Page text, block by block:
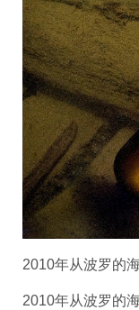
2010年从波罗的
2010年从波罗的